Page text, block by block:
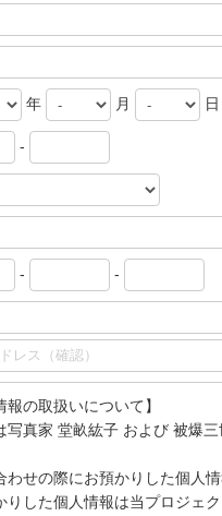
年 月 日
-
- -
報の取扱いについて】
写真家 堂畝紘子 および 被爆
わせの際にお預かりした個人
りした個人情報は当プロジェ